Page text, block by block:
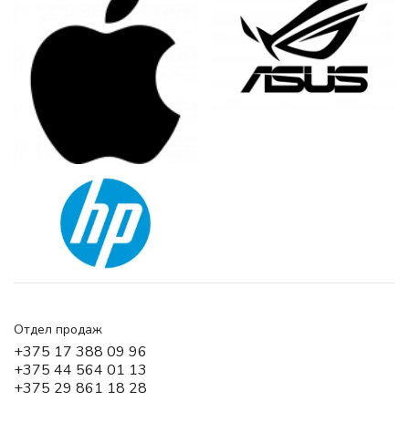
Отдел продаж
+375 17 388 09 96
+375 44 564 01 13
+375 29 861 18 28